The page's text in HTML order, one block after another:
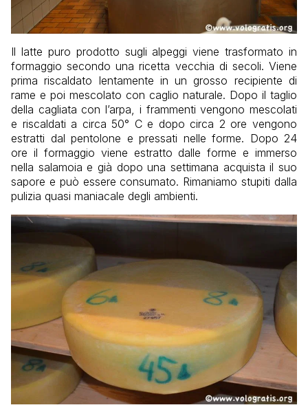
Il latte puro prodotto sugli alpeggi viene trasformato in
formaggio secondo una ricetta vecchia di secoli. Viene
prima riscaldato lentamente in un grosso recipiente di
rame e poi mescolato con caglio naturale. Dopo il taglio
della cagliata con l’arpa, i frammenti vengono mescolati
e riscaldati a circa 50° C e dopo circa 2 ore vengono
estratti dal pentolone e pressati nelle forme. Dopo 24
ore il formaggio viene estratto dalle forme e immerso
nella salamoia e già dopo una settimana acquista il suo
sapore e può essere consumato. Rimaniamo stupiti dalla
pulizia quasi maniacale degli ambienti.